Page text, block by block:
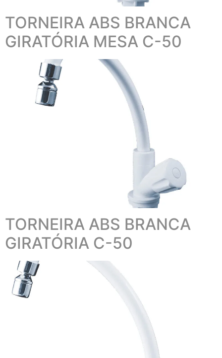
TORNEIRA ABS BRANCA
GIRATÓRIA MESA C-50
TORNEIRA ABS BRANCA
GIRATÓRIA C-50